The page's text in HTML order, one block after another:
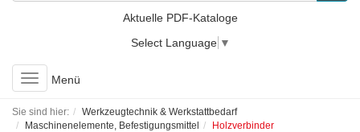
Aktuelle PDF-Kataloge
Select Language ▼
Toggle
navigation
Menü
Sie sind hier:
Werkzeugtechnik & Werkstattbedarf
Maschinenelemente, Befestigungsmittel
Holzverbinder